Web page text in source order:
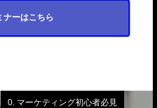
ナーはこちら
0. マーケティング初心者必見